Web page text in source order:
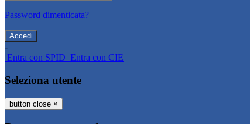
Password dimenticata?
-
Entra con SPID Entra con CIE
Seleziona utente
button close ×